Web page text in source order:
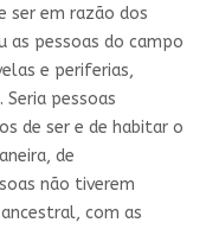
ser em razão dos
as pessoas do campo
e periferias,
pessoas
de ser e de habitar o
de
não tiverem
com as